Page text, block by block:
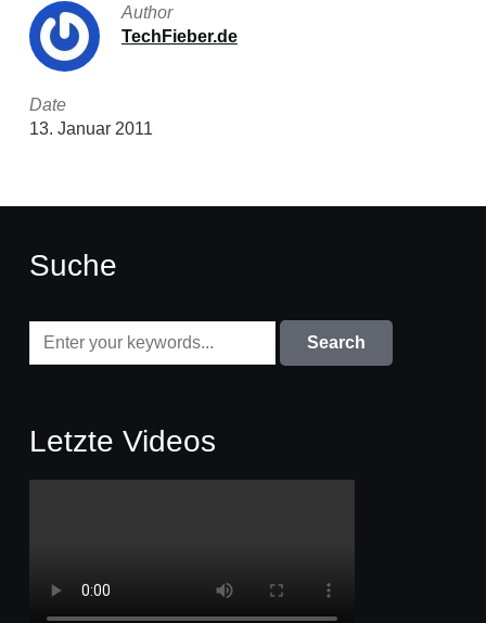
Author
TechFieber.de
Date
13. Januar 2011
Suche
Letzte Videos